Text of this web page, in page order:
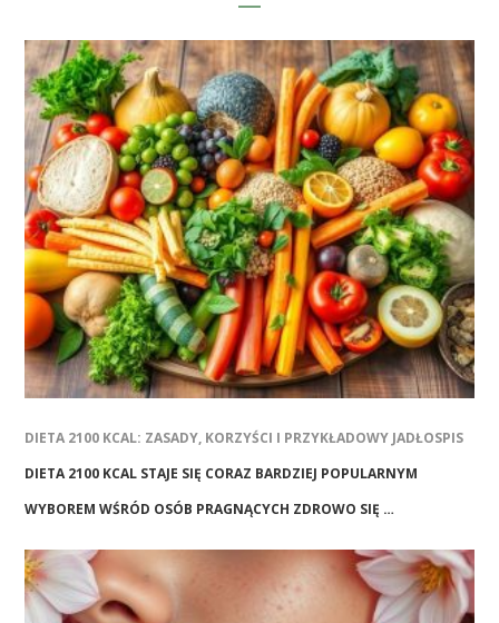
DIETA 2100 KCAL: ZASADY, KORZYŚCI I PRZYKŁADOWY JADŁOSPIS
DIETA 2100 KCAL STAJE SIĘ CORAZ BARDZIEJ POPULARNYM
WYBOREM WŚRÓD OSÓB PRAGNĄCYCH ZDROWO SIĘ …